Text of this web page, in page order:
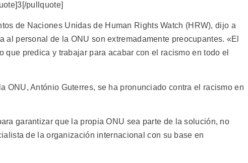
pullquote]
de Naciones Unidas de Human Rights Watch (HRW), dijo a
al personal de la ONU son extremadamente preocupantes. «El
que predica y trabajar para acabar con el racismo en todo el
ONU, António Guterres, se ha pronunciado contra el racismo en
garantizar que la propia ONU sea parte de la solución, no
de la organización internacional con su base en